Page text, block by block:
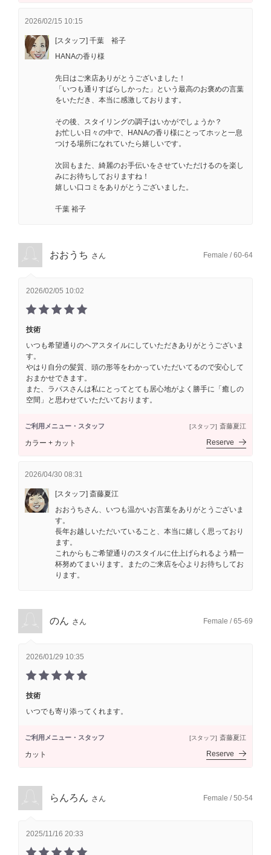
2026/02/15 10:15
[スタッフ] 千葉 裕子
HANAの香り様
先日はご来店ありがとうございました！
「いつも通りすばらしかった」という最高のお褒めの言葉
をいただき、本当に感激しております。
その後、スタイリングの調子はいかがでしょうか？
お忙しい日々の中で、HANAの香り様にとってホッと一息
つける場所になれていたら嬉しいです。
次回もまた、綺麗のお手伝いをさせていただけるのを楽し
みにお待ちしておりますね！
嬉しい口コミをありがとうございました。
千葉 裕子
おおうち さん Female / 60-64
2026/02/05 10:02
技術
いつも希望通りのヘアスタイルにしていただきありがとうございま
す。
やはり自分の髪質、頭の形等をわかっていただいてるので安心して
おまかせできます。
また、ラパスさんは私にとってとても居心地がよく勝手に「癒しの
空間」と思わせていただいております。
ご利用メニュー・スタッフ [スタッフ] 斎藤夏江
カラー + カット Reserve
2026/04/30 08:31
[スタッフ] 斎藤夏江
おおうちさん、いつも温かいお言葉をありがとうございま
す。
長年お越しいただいていること、本当に嬉しく思っており
ます。
これからもご希望通りのスタイルに仕上げられるよう精一
杯努めてまいります。またのご来店を心よりお待ちしてお
ります。
のん さん Female / 65-69
2026/01/29 10:35
技術
いつでも寄り添ってくれます。
ご利用メニュー・スタッフ [スタッフ] 斎藤夏江
カット Reserve
らんろん さん Female / 50-54
2025/11/16 20:33